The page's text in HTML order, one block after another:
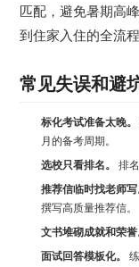
匹配，避免暑期高
到住家入住的全流
常见失误和避
标化考试准备太晚。
月的备考周期。
选校只看排名。
排
推荐信临时找老师写
撰写高质量推荐信。
文书堆砌成就和荣誉
面试回答模板化。